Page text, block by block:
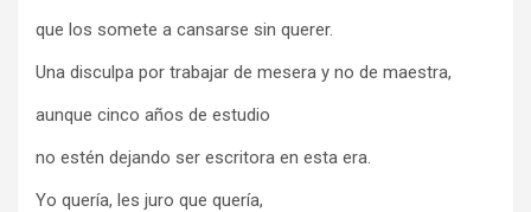
que los somete a cansarse sin querer.
Una disculpa por trabajar de mesera y no de maestra,
aunque cinco años de estudio
no estén dejando ser escritora en esta era.
Yo quería, les juro que quería,